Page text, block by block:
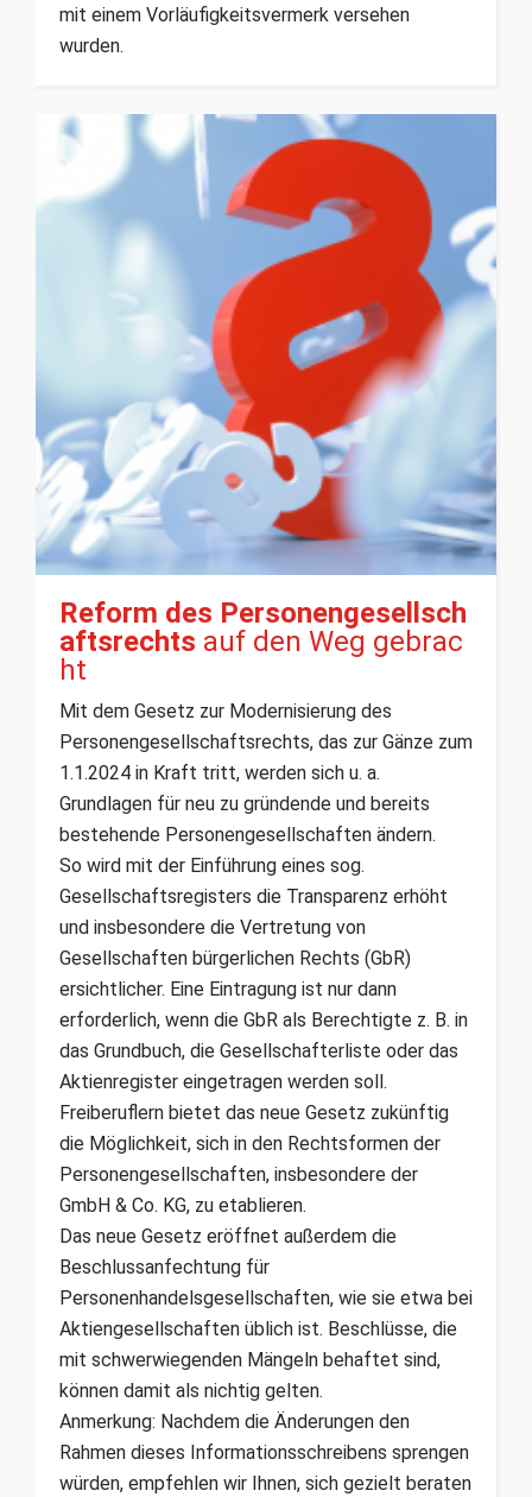
mit einem Vorläufigkeitsvermerk versehen
wurden.
Reform des Personengesellsch
aftsrechts auf den Weg gebrac
ht
Mit dem Gesetz zur Modernisierung des
Personengesellschaftsrechts, das zur Gänze zum
1.1.2024 in Kraft tritt, werden sich u. a.
Grundlagen für neu zu gründende und bereits
bestehende Personengesellschaften ändern.
So wird mit der Einführung eines sog.
Gesellschaftsregisters die Transparenz erhöht
und insbesondere die Vertretung von
Gesellschaften bürgerlichen Rechts (GbR)
ersichtlicher. Eine Eintragung ist nur dann
erforderlich, wenn die GbR als Berechtigte z. B. in
das Grundbuch, die Gesellschafterliste oder das
Aktienregister eingetragen werden soll.
Freiberuflern bietet das neue Gesetz zukünftig
die Möglichkeit, sich in den Rechtsformen der
Personengesellschaften, insbesondere der
GmbH & Co. KG, zu etablieren.
Das neue Gesetz eröffnet außerdem die
Beschlussanfechtung für
Personenhandelsgesellschaften, wie sie etwa bei
Aktiengesellschaften üblich ist. Beschlüsse, die
mit schwerwiegenden Mängeln behaftet sind,
können damit als nichtig gelten.
Anmerkung: Nachdem die Änderungen den
Rahmen dieses Informationsschreibens sprengen
würden, empfehlen wir Ihnen, sich gezielt beraten